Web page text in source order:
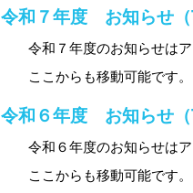
令和７年度 お知らせ（
令和７年度のお知らせは
ここからも移動可能です。
令和６年度 お知らせ（
令和６年度のお知らせは
ここからも移動可能です。